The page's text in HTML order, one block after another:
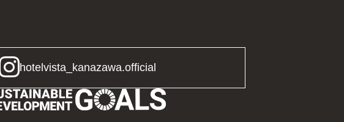
hotelvista_kanazawa.official